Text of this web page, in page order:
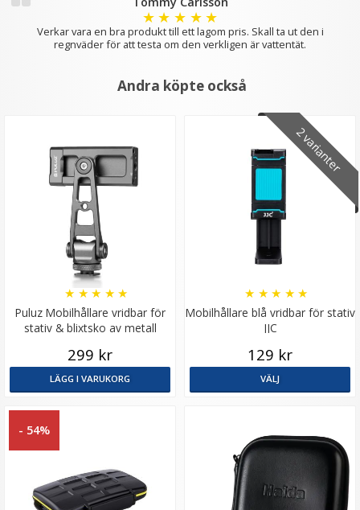
★ ★ ★ ★ ★
Verkar vara en bra produkt till ett lagom pris. Skall ta ut den i
regnväder för att testa om den verkligen är vattentät.
Andra köpte också
Puluz Mobilhållare vridbar för
stativ & blixtsko av metall
★ ★ ★ ★ ★
299 kr
LÄGG I VARUKORG
2 varianter
Mobilhållare blå vridbar för stativ
JJC
★ ★ ★ ★ ★
129 kr
VÄLJ
- 54%